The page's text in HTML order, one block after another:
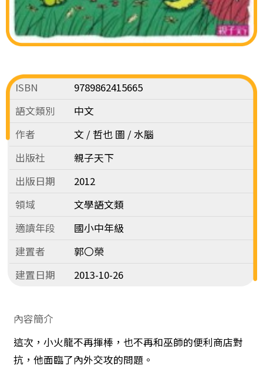
ISBN
9789862415665
語文類別
中文
作者
文 / 哲也 圖 / 水腦
出版社
親子天下
出版日期
2012
領域
文學語文類
適讀年段
國小中年級
建置者
郭〇榮
建置日期
2013-10-26
內容簡介
這次，小火龍不再揮棒，也不再和巫師的便利商店對
抗，他面臨了內外交攻的問題。